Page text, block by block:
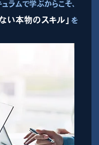
ラムで学ぶからこそ、
い本物のスキル」 を